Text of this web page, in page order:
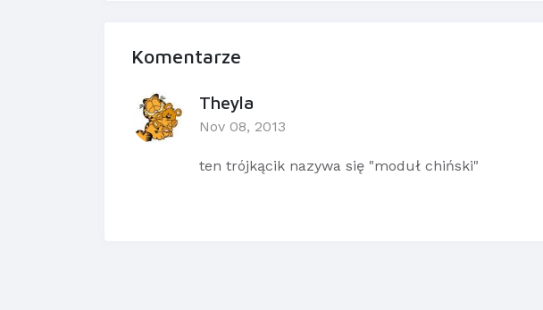
Komentarze
Theyla
Nov 08, 2013
ten trójkącik nazywa się "moduł chiński"